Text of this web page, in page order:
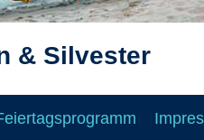
& Silvester